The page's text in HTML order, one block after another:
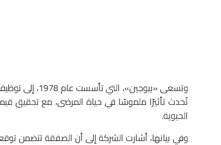
وتسعى
تُحدث تأثيرًا ملموسًا في حياة المرضى، مع تحقيق
الحيوية.
وفي بيانها، أشارت الشركة إلى أن الصفقة تتضمن